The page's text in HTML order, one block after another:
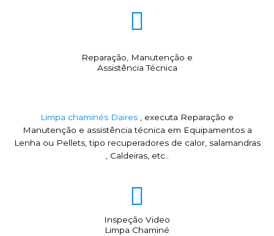
Reparação, Manutenção e
Assistência Técnica
Limpa chaminés Daires , executa Reparação e
Manutenção e assistência técnica em Equipamentos a
Lenha ou Pellets, tipo recuperadores de calor, salamandras
, Caldeiras, etc..
Inspeção Video
Limpa Chaminé